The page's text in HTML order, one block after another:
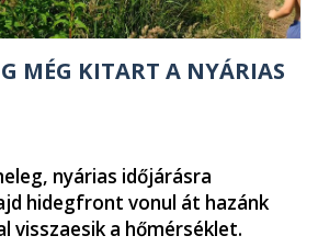
MÉG KITART A NYÁRIAS
nyárias időjárásra
hidegfront vonul át hazánk
visszaesik a hőmérséklet.